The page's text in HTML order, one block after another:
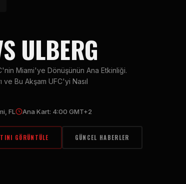
ULBERG
Miami'ye Dönüşünün Ana Etkinliği.
ve Bu Akşam UFC'yi Nasıl
FL Ana Kart: 4:00 GMT+2
GÖRÜNTÜLE GÜNCEL HABERLER